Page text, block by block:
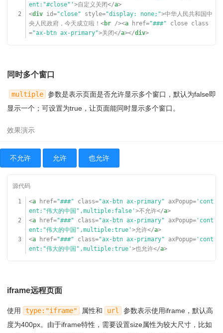
ent:"#close"'>自定义关闭</a>
2
<div id="close" style="display: none;">中华人民共和国中
央人民政府，今天成立啦！<br /><a href="###" close class
="ax-btn ax-primary">关闭</a></div>
同时多个窗口
multiple 参数是表示页面是否允许显示多个窗口，默认为false即
显示一个；可设置为true，让页面能同时显示多个窗口。
不允许 允许 也允许
1 <a href="###" class="ax-btn ax-primary" axPopup= 'cont
ent:"伟大的中国",multiple:false'>不允许</a>
2
<a href="###" class="ax-btn ax-primary" axPopup= 'cont
ent:"伟大的中国",multiple:true'>允许</a>
3
<a href="###" class="ax-btn ax-primary" axPopup= 'cont
ent:"伟大的中国",multiple:true'>也允许</a>
iframe远程页面
使用 type:"iframe" 属性和 url
参数表示使用iframe，默认高
度为400px。由于iframe特性，需要设置size属性为较大尺寸，比如